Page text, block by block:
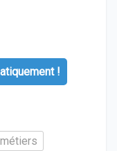
!